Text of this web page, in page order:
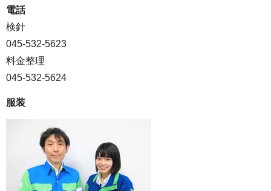
電話
検針
045-532-5623
料金整理
045-532-5624
服装